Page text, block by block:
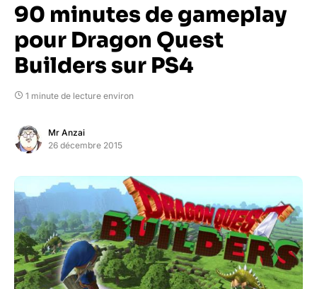
90 minutes de gameplay
pour Dragon Quest
Builders sur PS4
1 minute de lecture environ
Mr Anzai
26 décembre 2015